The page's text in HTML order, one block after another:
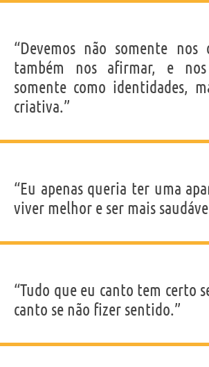
“Devemos não somente nos
também nos afirmar, e
somente como identidades,
criativa.”
“Eu apenas queria ter uma
viver melhor e ser mais
“Tudo que eu canto tem certo
canto se não fizer sentido.”